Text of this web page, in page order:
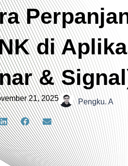
di
&
21, 2025 Pengku. A